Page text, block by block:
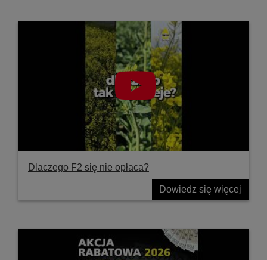
Dlaczego F2 się nie opłaca?
Dowiedz się więcej